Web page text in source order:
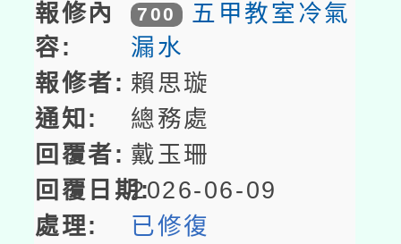
700
五甲教室冷氣
漏水
賴思璇
總務處
戴玉珊
2026-06-09
已修復